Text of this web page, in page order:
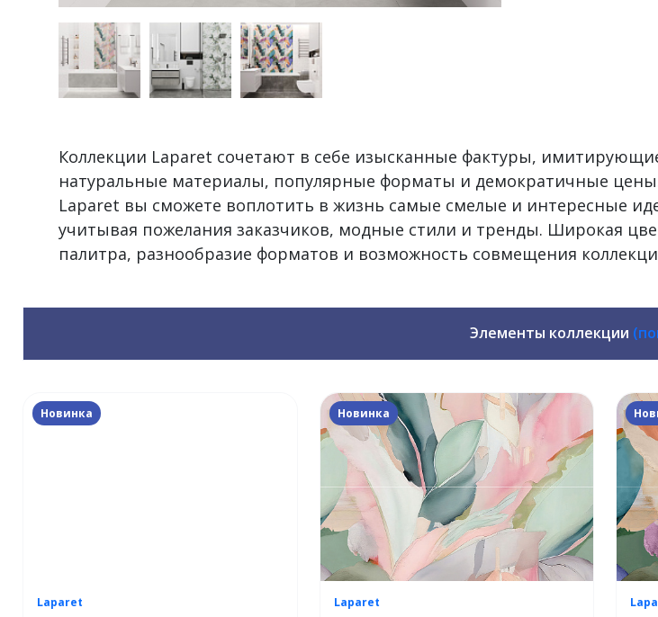
Коллекции Laparet сочетают в себе изысканные фактуры,
натуральные материалы, популярные форматы и демократичные
Laparet вы сможете воплотить в жизнь самые смелые и интересные
учитывая пожелания заказчиков, модные стили и тренды. Широкая
палитра, разнообразие форматов и возможность совмещения
Элементы коллекции
Новинка
Laparet
Новинка
Laparet